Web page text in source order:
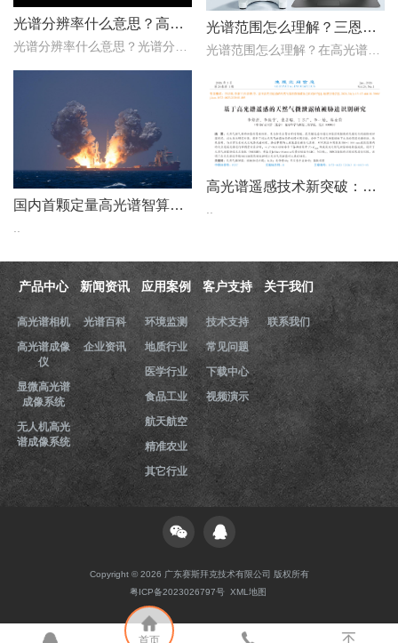
光谱分辨率什么意思？高光谱成像仪光谱分辨率范围多少？
光谱分辨率什么意思？光谱分辨率是评价高光谱成像仪性能的一个重要的指标，只是探测器在波长色散的方向，光谱仪器达到光谱响应峰值的半时，这两个波长之间的波长宽度。那么..
光谱范围怎么理解？三恩时高光谱成像仪光谱范围是多少nm？
国内首颗定量高光谱智算卫星成功入轨
..
高光谱遥感技术新突破：为天然气管道“微泄露”戴上“光谱眼镜”
产品中心
高光谱相机
高光谱成像
仪
显微高光谱
成像系统
无人机高光
谱成像系统
新闻资讯
光谱百科
企业资讯
应用案例
环境监测
地质行业
医学行业
食品工业
航天航空
精准农业
其它行业
客户支持
技术支持
常见问题
下载中心
视频演示
关于我们
联系我们
Copyright © 2026 广东赛斯拜克技术有限公司 版权所有
粤ICP备2023026797号 XML地图
首页